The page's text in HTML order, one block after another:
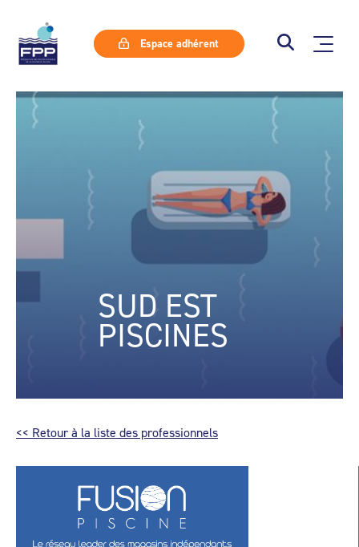
Espace adhérent
SUD EST
PISCINES
<< Retour à la liste des professionnels